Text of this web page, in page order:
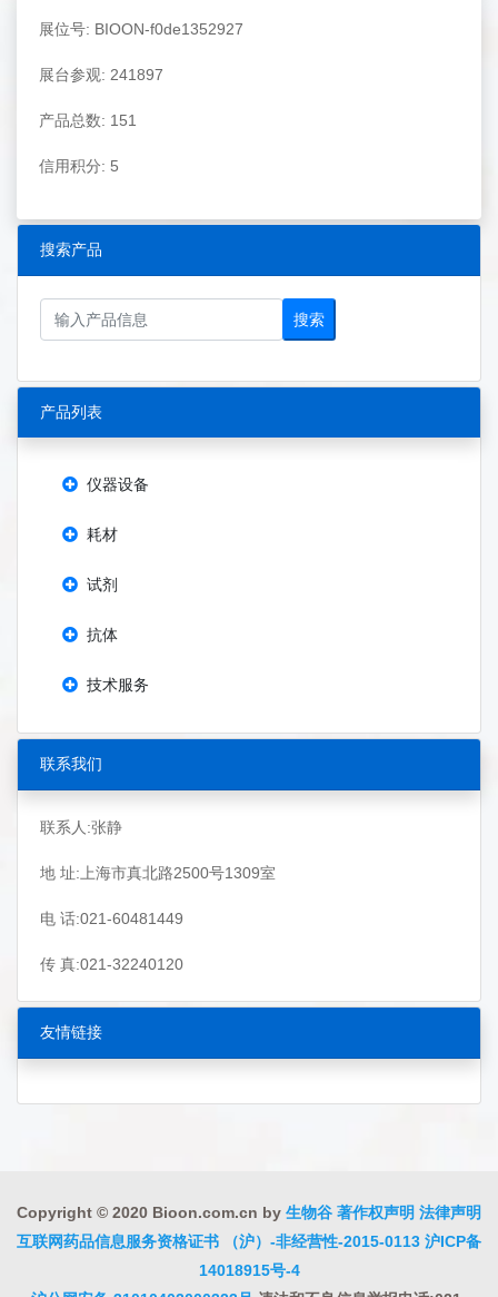
展位号: BIOON-f0de1352927
展台参观: 241897
产品总数: 151
信用积分: 5
搜索产品
搜索
产品列表
仪器设备
耗材
试剂
抗体
技术服务
联系我们
联系人:张静
地 址:上海市真北路2500号1309室
电 话:021-60481449
传 真:021-32240120
友情链接
Copyright © 2020 Bioon.com.cn by 生物谷 著作权声明 法律声明
互联网药品信息服务资格证书 （沪）-非经营性-2015-0113 沪ICP备
14018915号-4